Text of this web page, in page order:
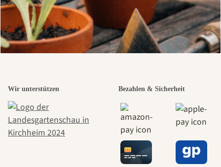
Wir unterstützen Bezahlen & Sicherheit